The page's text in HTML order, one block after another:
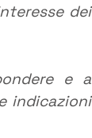
dei
e a
indicazioni